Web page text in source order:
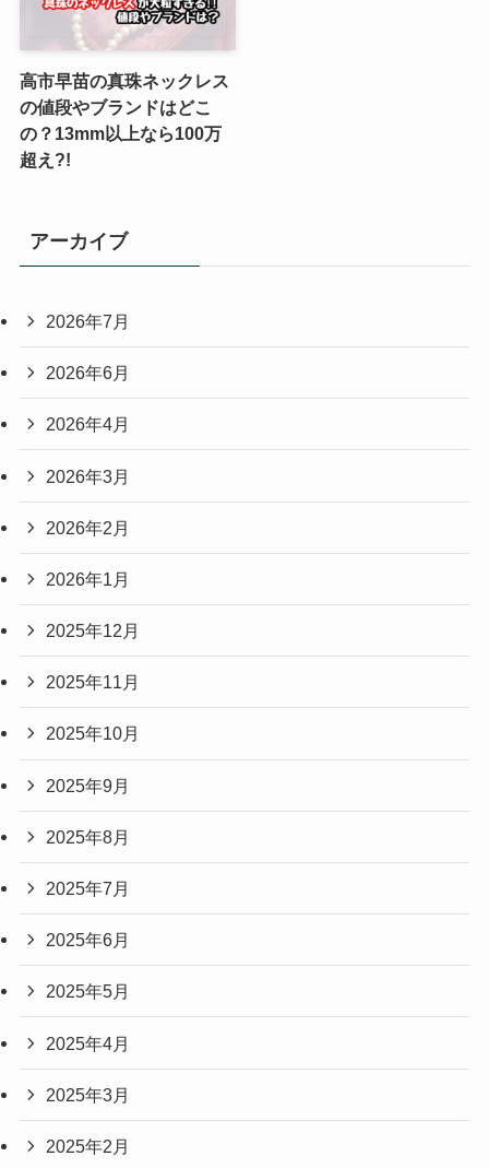
高市早苗の真珠ネックレス
の値段やブランドはどこ
の？13mm以上なら100万
超え?!
アーカイブ
2026年7月
2026年6月
2026年4月
2026年3月
2026年2月
2026年1月
2025年12月
2025年11月
2025年10月
2025年9月
2025年8月
2025年7月
2025年6月
2025年5月
2025年4月
2025年3月
2025年2月